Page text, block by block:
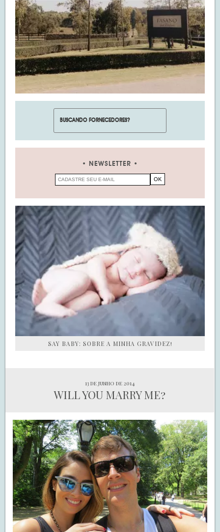
NEWSLETTER
SAY BABY: SOBRE A MINHA GRAVIDEZ!
13 de junho de 2014
WILL YOU MARRY ME?